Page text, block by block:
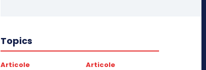
Topics
Articole Articole